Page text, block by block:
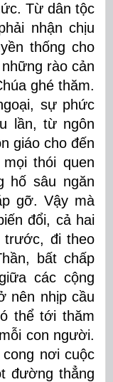
Từ dân tộc
nhận chịu
thống cho
rào cản
ghé thăm.
sự phức
lần, từ ngôn
giáo cho đến
thói quen
hố sâu ngăn
gỡ. Vậy mà
đổi, cả hai
trước, đi theo
bất chấp
các cộng
nên nhịp cầu
thể tới thăm
con người.
nơi cuộc
đường thẳng